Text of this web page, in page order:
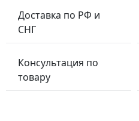
Доставка по РФ и
СНГ
Консультация по
товару